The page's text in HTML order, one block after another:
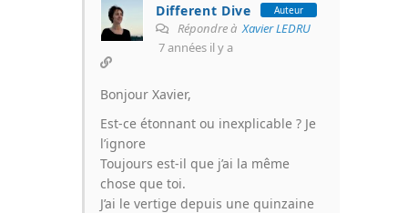
Different Dive Auteur
Répondre àXavier LEDRU
7 années il y a
Bonjour Xavier,
Est-ce étonnant ou inexplicable ? Je
l’ignore
Toujours est-il que j’ai la même
chose que toi.
J’ai le vertige depuis une quinzaine